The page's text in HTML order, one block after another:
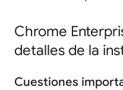
Chrome
detalles de la
Cuestiones